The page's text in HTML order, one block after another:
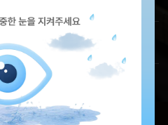
졸업요건